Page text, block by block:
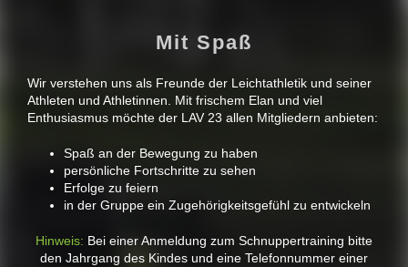
Mit Spaß
Wir verstehen uns als Freunde der Leichtathletik und seiner
Athleten und Athletinnen. Mit frischem Elan und viel
Enthusiasmus möchte der LAV 23 allen Mitgliedern anbieten:
Spaß an der Bewegung zu haben
persönliche Fortschritte zu sehen
Erfolge zu feiern
in der Gruppe ein Zugehörigkeitsgefühl zu entwickeln
Hinweis: Bei einer Anmeldung zum Schnuppertraining bitte
den Jahrgang des Kindes und eine Telefonnummer einer